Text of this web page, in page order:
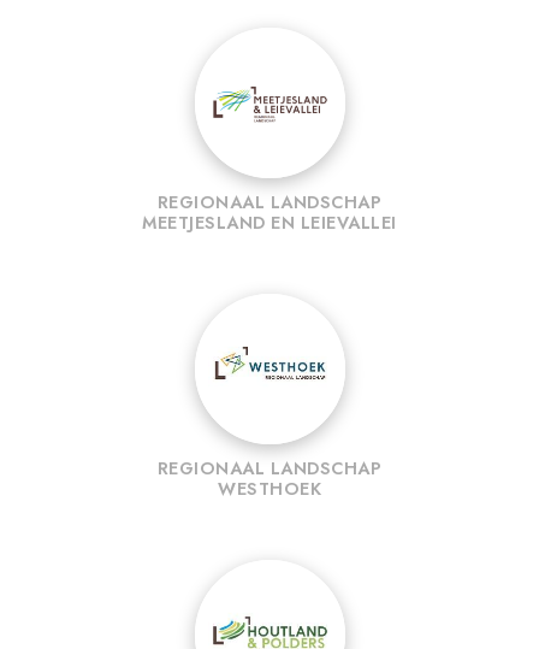
REGIONAAL LANDSCHAP
MEETJESLAND EN LEIEVALLEI
REGIONAAL LANDSCHAP
WESTHOEK